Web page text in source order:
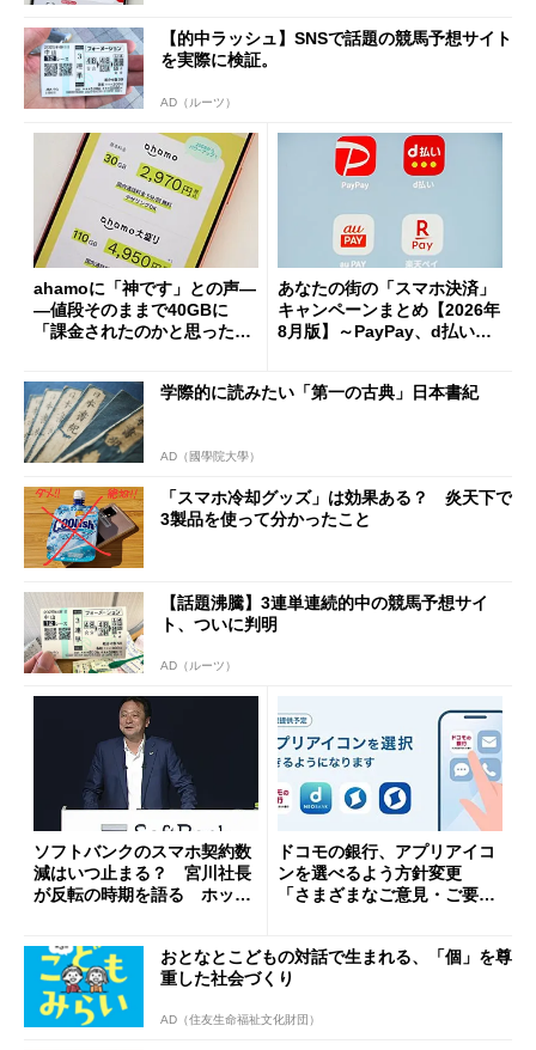
【的中ラッシュ】SNSで話題の競馬予想サイト
を実際に検証。
AD（ルーツ）
ahamoに「神です」との声―
―値段そのままで40GBに
「課金されたのかと思った」
あなたの街の「スマホ決済」
キャンペーンまとめ【2026年
8月版】～PayPay、d払い、a
学際的に読みたい「第一の古典」日本書紀
AD（國學院大學）
「スマホ冷却グッズ」は効果ある？ 炎天下で
3製品を使って分かったこと
【話題沸騰】3連単連続的中の競馬予想サイ
ト、ついに判明
AD（ルーツ）
ソフトバンクのスマホ契約数
減はいつ止まる？ 宮川社長
が反転の時期を語る ホッピ
ドコモの銀行、アプリアイコ
ンを選べるよう方針変更
「さまざまなご意見・ご要望
おとなとこどもの対話で生まれる、「個」を尊
重した社会づくり
AD（住友生命福祉文化財団）